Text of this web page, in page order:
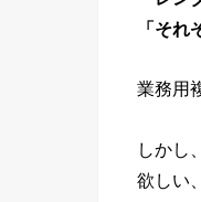
「そ
業務用
しかし
欲しい